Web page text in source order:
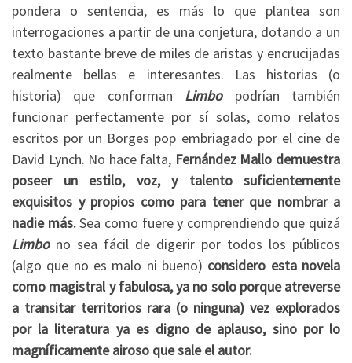
pondera o sentencia, es más lo que plantea son
interrogaciones a partir de una conjetura, dotando a un
texto bastante breve de miles de aristas y encrucijadas
realmente bellas e interesantes. Las historias (o
historia) que conforman Limbopodrían también
funcionar perfectamente por sí solas, como relatos
escritos por un Borges pop embriagado por el cine de
David Lynch. No hace falta, Fernández Mallo demuestra
poseer un estilo, voz, y talento suficientemente
exquisitos y propios como para tener que nombrar a
nadie más.Sea como fuere y comprendiendo que quizá
Limbono sea fácil de digerir por todos los públicos
(algo que no es malo ni bueno) considero esta novela
como magistral y fabulosa, ya no solo porque atreverse
a transitar territorios rara (o ninguna) vez explorados
por la literatura ya es digno de aplauso, sino por lo
magníficamente airoso que sale el autor.